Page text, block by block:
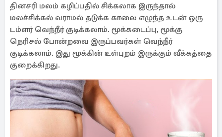
தினசரி மலம் கழிப்பதில் சிக்கலாக இருந்தால்
மலச்சிக்கல் வராமல் தடுக்க காலை எழுந்த உடன் ஒரு
டம்ளர் வெந்நீர் குடிக்கலாம். மூக்கடைப்பு, மூக்கு
நெரிசல் போன்றவை இருப்பவர்கள் வெந்நீர்
குடிக்கலாம். இது மூக்கின் உள்புறம் இருக்கும் வீக்கத்தை
குறைக்கிறது.